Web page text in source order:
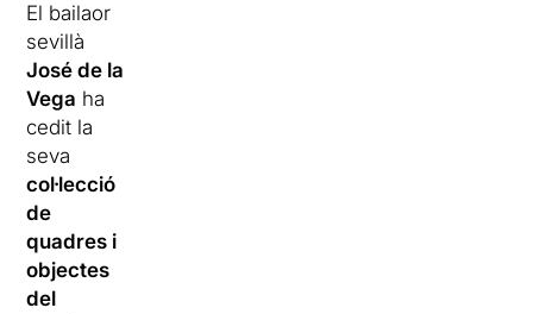
El bailaor
sevillà
José de la
Vega ha
cedit la
seva
col·lecció
de
quadres i
objectes
del